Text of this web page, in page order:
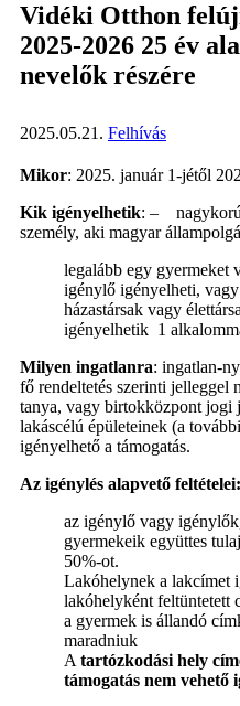
Vidéki Otthon
2025-2026 25 év
nevelők részére
2025.05.21. Felhívás
Mikor: 2025. január 1-jétől
Kik igényelhetik: – nagykorú,
személy, aki magyar
legalább egy gyermeket
igénylő igényelheti,
házastársak vagy
igényelhetik 1
Milyen ingatlanra: ingatlan-
fő rendeltetés szerinti
tanya, vagy birtokközpont jogi
lakáscélú épületeinek (a
igényelhető a támogatás.
Az igénylés alapvető feltételei:
az igénylő vagy
gyermekeik együttes
50%-ot.
Lakóhelynek a lakcímet
lakóhelyként feltüntetett
a gyermek is állandó
maradniuk
A tartózkodási hely
támogatás nem vehető